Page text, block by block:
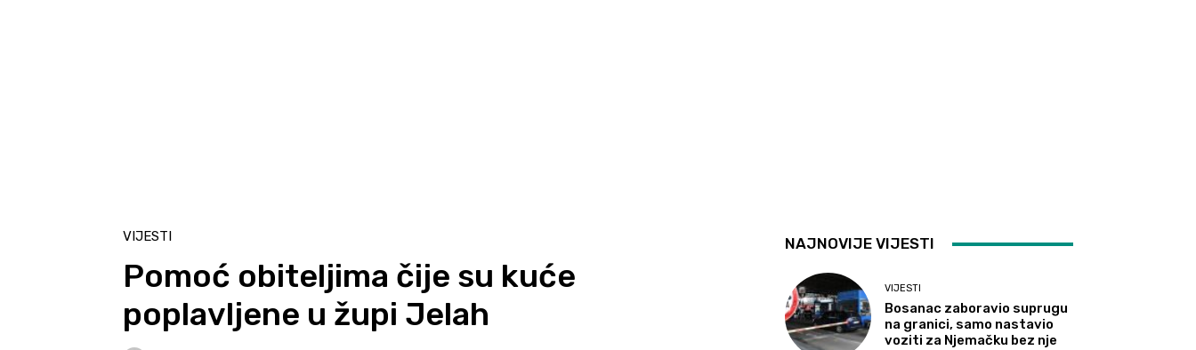
VIJESTI
Pomoć obiteljima čije su kuće
poplavljene u župi Jelah
NAJNOVIJE VIJESTI
VIJESTI
Bosanac zaboravio suprugu
na granici, samo nastavio
voziti za Njemačku bez nje